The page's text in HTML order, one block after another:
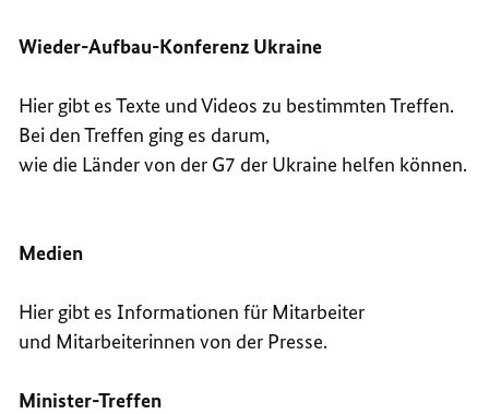
Wieder-Aufbau-Konferenz Ukraine
Hier gibt es Texte und Videos zu bestimmten Treffen.
Bei den Treffen ging es darum,
wie die Länder von der G7 der Ukraine helfen können.
Medien
Hier gibt es Informationen für Mitarbeiter
und Mitarbeiterinnen von der Presse.
Minister-Treffen